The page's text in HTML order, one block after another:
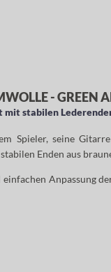
- GREEN
stabilen
Spieler, seine
Enden aus
Anpassung